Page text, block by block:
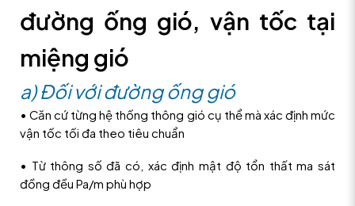
đường ống gió, vận tốc tại
miệng gió
a) Đối với đường ống gió
• Căn cứ từng hệ thống thông gió cụ thể mà xác định mức
vận tốc tối đa theo tiêu chuẩn
• Từ thông số đã có, xác định mật độ tổn thất ma sát
đồng đều Pa/m phù hợp